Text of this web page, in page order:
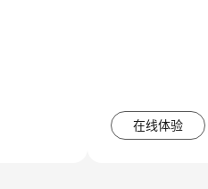
在线体验